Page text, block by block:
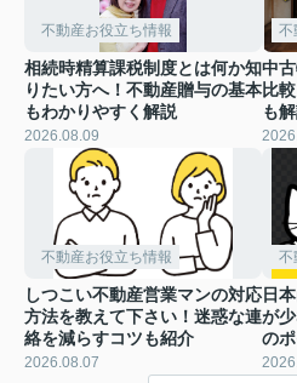
不動産お役立ち情報
相続時精算課税制度とは何か知
りたい方へ！不動産贈与の基本
もわかりやすく解説
2026.08.09
不
中
比
も
不動産お役立ち情報
しつこい不動産営業マンの対応
方法を教えて下さい！迷惑な連
絡を減らすコツも紹介
2026.08.07
不
日
が
の